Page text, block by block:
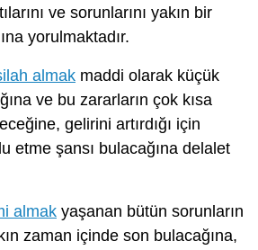
ve sorunlarını yakın bir
yorulmaktadır.
almak maddi olarak küçük
ve bu zararların çok kısa
gelirini artırdığı için
etme şansı bulacağına delalet
almak yaşanan bütün sorunların
zaman içinde son bulacağına,